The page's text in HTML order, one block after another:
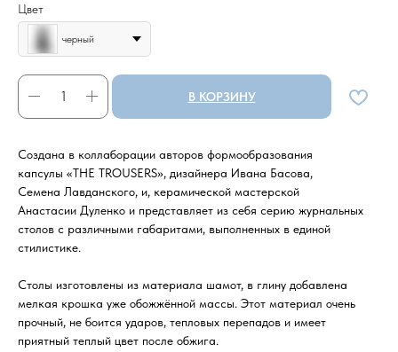
Цвет
черный
В КОРЗИНУ
Создана в коллаборации авторов формообразования
капсулы «THE TROUSERS», дизайнера Ивана Басова,
Семена Лавданского, и, керамической мастерской
Анастасии Дуленко и представляет из себя серию журнальных
столов с различными габаритами, выполненных в единой
стилистике.
Столы изготовлены из материала шамот, в глину добавлена
мелкая крошка уже обожжённой массы. Этот материал очень
прочный, не боится ударов, тепловых перепадов и имеет
приятный теплый цвет после обжига.